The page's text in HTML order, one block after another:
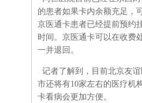
的患者如果卡内余额充足，
京医通卡患者已经提前预约
时间。京医通卡可以在收费
一并退回。
记者了解到，目前北京友
市还将有10家左右的医疗机
卡看病会更加方便。